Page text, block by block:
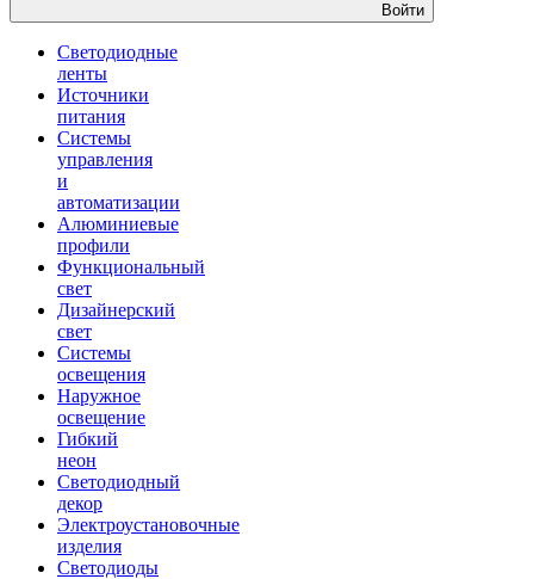
Войти
Светодиодные
ленты
Источники
питания
Системы
управления
и
автоматизации
Алюминиевые
профили
Функциональный
свет
Дизайнерский
свет
Системы
освещения
Наружное
освещение
Гибкий
неон
Светодиодный
декор
Электроустановочные
изделия
Светодиоды